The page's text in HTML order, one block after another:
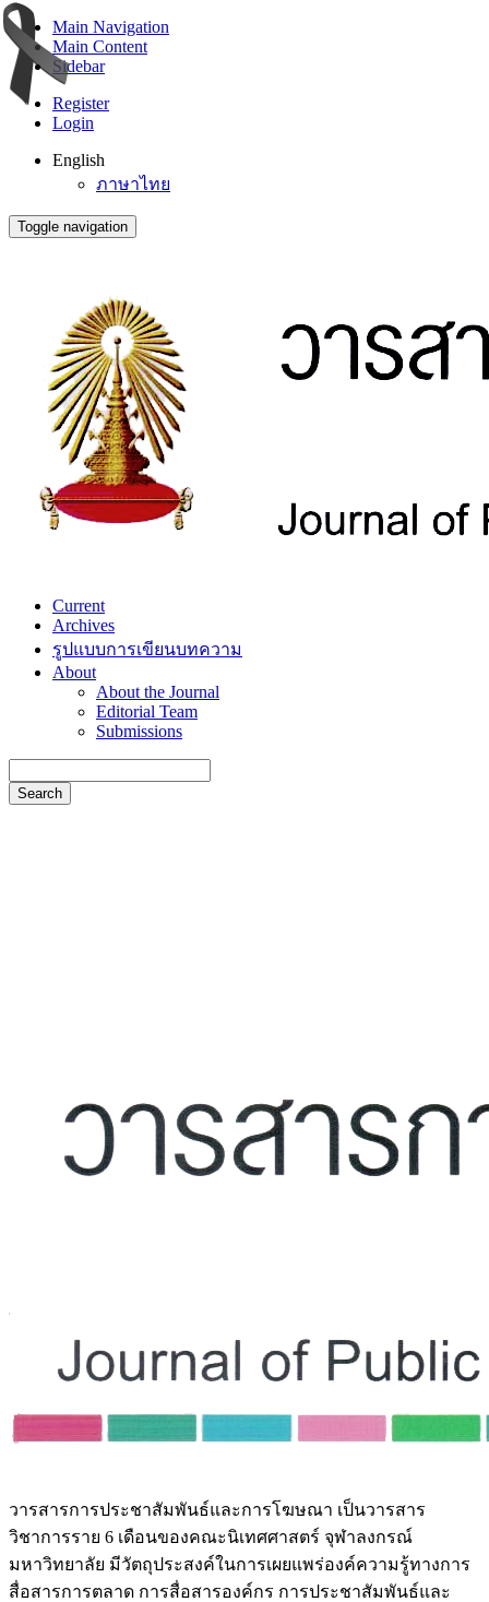
Main Navigation
Main Content
Sidebar
Register
Login
English
ภาษาไทย
Toggle navigation
Current
Archives
รูปแบบการเขียนบทความ
About
About the Journal
Editorial Team
Submissions
Search
วารสารการประชาสัมพันธ์และการโฆษณา เป็นวารสาร
วิชาการราย 6 เดือนของคณะนิเทศศาสตร์ จุฬาลงกรณ์
มหาวิทยาลัย มีวัตถุประสงค์ในการเผยแพร่องค์ความรู้ทางการ
สื่อสารการตลาด การสื่อสารองค์กร การประชาสัมพันธ์และ